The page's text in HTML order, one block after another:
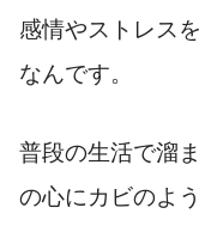
感情やストレス
なんです。
普段の生活で溜
の心にカビのよ